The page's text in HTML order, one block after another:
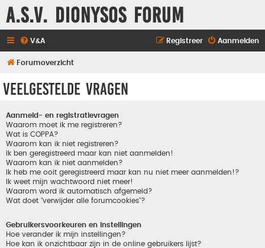
A.S.V. Dionysos Forum
V&A Aanmelden
Registreer
Forumoverzicht
Veelgestelde vragen
Aanmeld- en registratievragen
Waarom moet ik me registreren?
Wat is COPPA?
Waarom kan ik niet registreren?
Ik ben geregistreerd maar kan niet aanmelden!
Waarom kan ik niet aanmelden?
Ik heb me ooit geregistreerd maar kan nu niet meer aanmelden!?
Ik weet mijn wachtwoord niet meer!
Waarom word ik automatisch afgemeld?
Wat doet "verwijder alle forumcookies"?
Gebruikersvoorkeuren en instellingen
Hoe verander ik mijn instellingen?
Hoe kan ik onzichtbaar zijn in de online gebruikers lijst?